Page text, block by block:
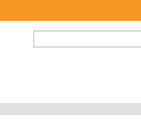
FORMULAIRE DE